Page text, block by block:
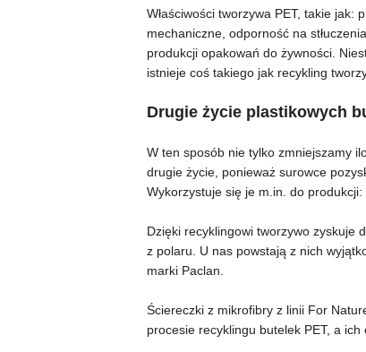
Właściwości tworzywa PET, takie
mechaniczne, odporność na
produkcji opakowań do żywności.
istnieje coś takiego jak recykling
Drugie życie plastikowych
W ten sposób nie tylko zmniejszamy
drugie życie, ponieważ surowce
Wykorzystuje się je m.in. do
Dzięki recyklingowi tworzywo zyskuje
z polaru. U nas powstają z nich
marki Paclan.
Ściereczki z mikrofibry z linii For
procesie recyklingu butelek PET, a